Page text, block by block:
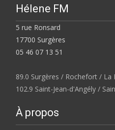
Hélene FM
5 rue Ronsard
17700 Surgères
05 46 07 13 51
89.0 Surgères / Rochefort / La
102.9 Saint-Jean-d'Angély /
À propos